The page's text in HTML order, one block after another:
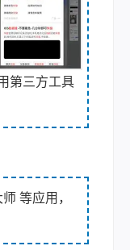
第三方工具
等应用，